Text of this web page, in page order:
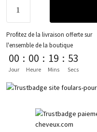
Profitez de la livraison offerte sur
l'ensemble de la boutique
00
Jour
: 00
Heure
: 19
Mins
: 53
Secs